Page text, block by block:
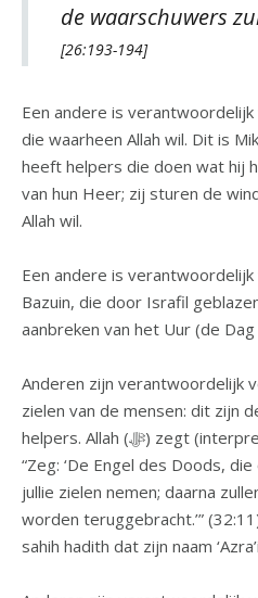
de waarschuwers
[26:193-194]
Een andere is
die waarheen Allah wil. Dit is
heeft helpers die doen wat hij
van hun Heer; zij sturen de
Allah wil.
Een andere is
Bazuin, die door Israfil
aanbreken van het Uur (de
Anderen zijn verantwoordelijk
zielen van de mensen: dit zijn
helpers. Allah (ﷻ) zegt (interpretatie van de betekenis):
“Zeg: ‘De Engel des Doods,
jullie zielen nemen; daarna
worden teruggebracht.’”
sahih hadith dat zijn naam